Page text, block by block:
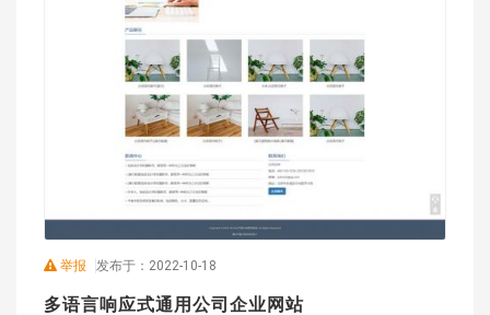
举报 发布于：2022-10-18
多语言响应式通用公司企业网站